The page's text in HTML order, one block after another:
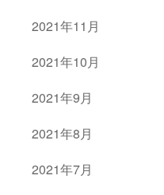
2021年11月
2021年10月
2021年9月
2021年8月
2021年7月